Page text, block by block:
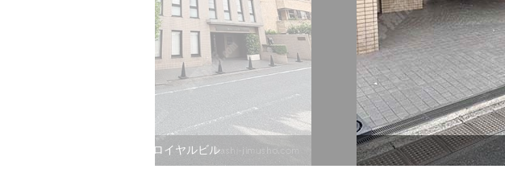
東京ロイヤルビル